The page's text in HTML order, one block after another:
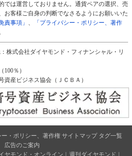
では運営しておりません。通貨ペアの選択、売
お客様ご自身の判断でなさるようにお願いいた
責事項」 、
「プライバシー・ポリシー、著作
株式会社ダイヤモンド・フィナンシャル・リ
％）
産ビジネス協会（ＪＣＢＡ）
ー・ポリシー、著作権 サイトマップ タグ一覧
広告のご案内
ヤモンド・オンライン | 週刊ダイヤモンド |